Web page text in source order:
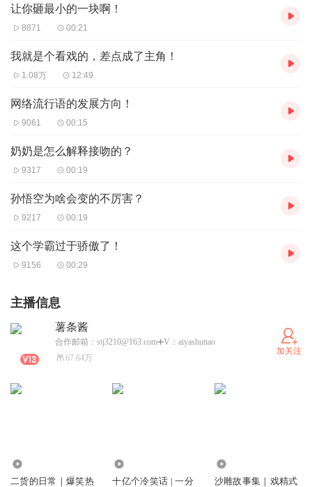
让你砸最小的一块啊！
8871 00:21
我就是个看戏的，差点成了主角！
1.08万 12:49
网络流行语的发展方向！
9061 00:15
奶奶是怎么解释接吻的？
9317 00:19
孙悟空为啥会变的不厉害？
9217 00:19
这个学霸过于骄傲了！
9156 00:29
主播信息
薯条酱
合作邮箱：stj3210@163.com➕V：aiyashutiao
67.64万
加关注
二货的日常｜爆笑热
十亿个冷笑话 | 一分
沙雕故事集｜戏精式